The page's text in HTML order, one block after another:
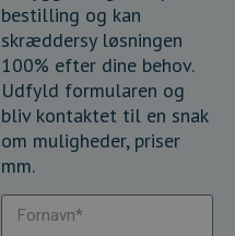
bestilling og kan
skræddersy løsningen
100% efter dine behov.
Udfyld formularen og
bliv kontaktet til en snak
om muligheder, priser
mm.